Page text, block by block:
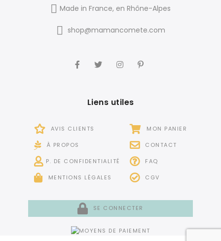
Made in France, en Rhône-Alpes
shop@mamancomete.com
Liens utiles
AVIS CLIENTS
À PROPOS
P. DE CONFIDENTIALITÉ
MENTIONS LÉGALES
MON PANIER
CONTACT
FAQ
CGV
SE CONNECTER